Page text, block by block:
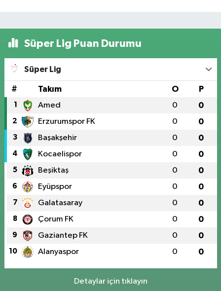
Süper Lig Puan Durumu
Süper Lig
# Takım O P
1 Amed 0 0
2 Erzurumspor FK 0 0
3 Başakşehir 0 0
4 Kocaelispor 0 0
5 Beşiktaş 0 0
6 Eyüpspor 0 0
7 Galatasaray 0 0
8 Çorum FK 0 0
9 Gaziantep FK 0 0
10 Alanyaspor 0 0
Detaylar için tıklayın